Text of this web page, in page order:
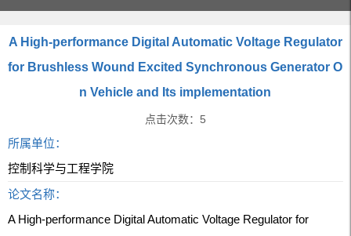
A High-performance Digital Automatic Voltage Regulator
for Brushless Wound Excited Synchronous Generator O
n Vehicle and Its implementation
点击次数： 5
所属单位：
控制科学与工程学院
论文名称：
A High-performance Digital Automatic Voltage Regulator for